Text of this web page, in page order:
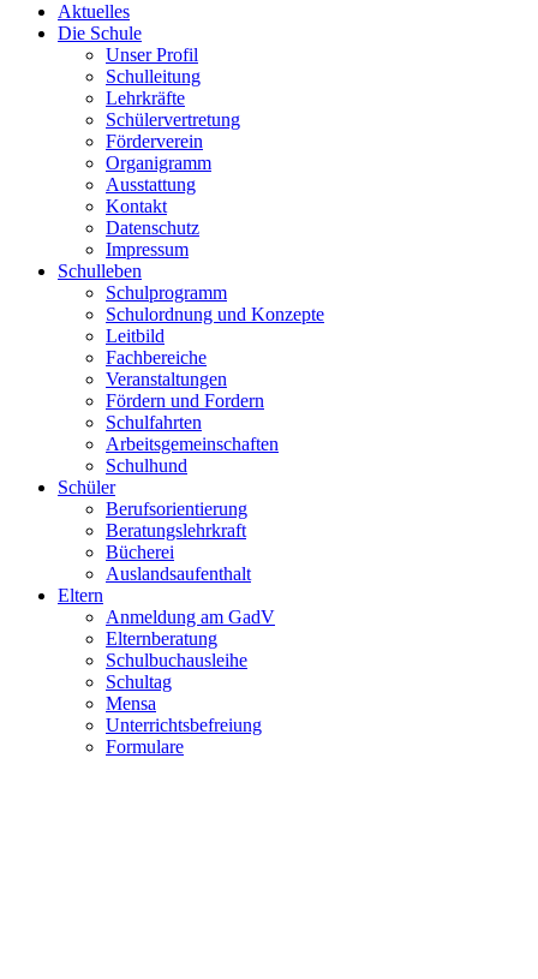
Aktuelles
Die Schule
Unser Profil
Schulleitung
Lehrkräfte
Schülervertretung
Förderverein
Organigramm
Ausstattung
Kontakt
Datenschutz
Impressum
Schulleben
Schulprogramm
Schulordnung und Konzepte
Leitbild
Fachbereiche
Veranstaltungen
Fördern und Fordern
Schulfahrten
Arbeitsgemeinschaften
Schulhund
Schüler
Berufsorientierung
Beratungslehrkraft
Bücherei
Auslandsaufenthalt
Eltern
Anmeldung am GadV
Elternberatung
Schulbuchausleihe
Schultag
Mensa
Unterrichtsbefreiung
Formulare